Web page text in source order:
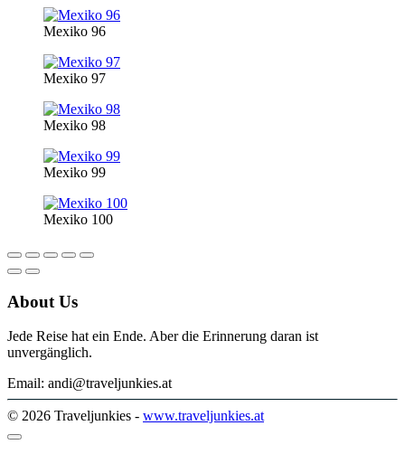
Mexiko 96
Mexiko 97
Mexiko 98
Mexiko 99
Mexiko 100
About Us
Jede Reise hat ein Ende. Aber die Erinnerung daran ist
unvergänglich.
Email: andi@traveljunkies.at
© 2026 Traveljunkies - www.traveljunkies.at